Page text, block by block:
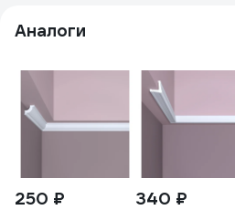
Аналоги
250 ₽ 340 ₽